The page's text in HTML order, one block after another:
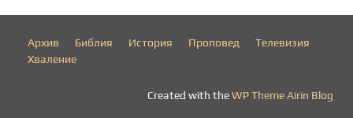
Архив Библия История Проповед
Телевизия
Хваление
Created with theWP Theme Airin Blog